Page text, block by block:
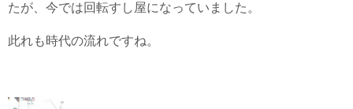
たが、今では回転すし屋になっていました。
此れも時代の流れですね。